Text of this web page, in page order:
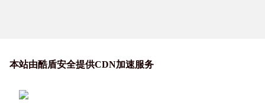
本站由酷盾安全提供CDN加速服务